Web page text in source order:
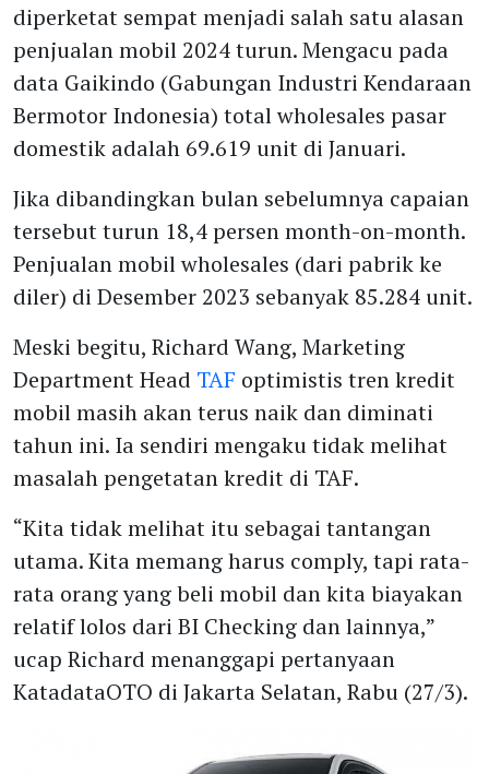
diperketat sempat menjadi salah satu alasan
penjualan mobil 2024 turun. Mengacu pada
data Gaikindo (Gabungan Industri Kendaraan
Bermotor Indonesia) total wholesales pasar
domestik adalah 69.619 unit di Januari.
Jika dibandingkan bulan sebelumnya capaian
tersebut turun 18,4 persen month-on-month.
Penjualan mobil wholesales (dari pabrik ke
diler) di Desember 2023 sebanyak 85.284 unit.
Meski begitu, Richard Wang, Marketing
Department Head TAF optimistis tren kredit
mobil masih akan terus naik dan diminati
tahun ini. Ia sendiri mengaku tidak melihat
masalah pengetatan kredit di TAF.
“Kita tidak melihat itu sebagai tantangan
utama. Kita memang harus comply, tapi rata-
rata orang yang beli mobil dan kita biayakan
relatif lolos dari BI Checking dan lainnya,”
ucap Richard menanggapi pertanyaan
KatadataOTO di Jakarta Selatan, Rabu (27/3).